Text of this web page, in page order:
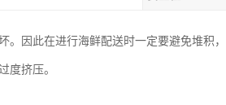
。因此在进行海鲜配送时一定要避免堆积
度挤压。